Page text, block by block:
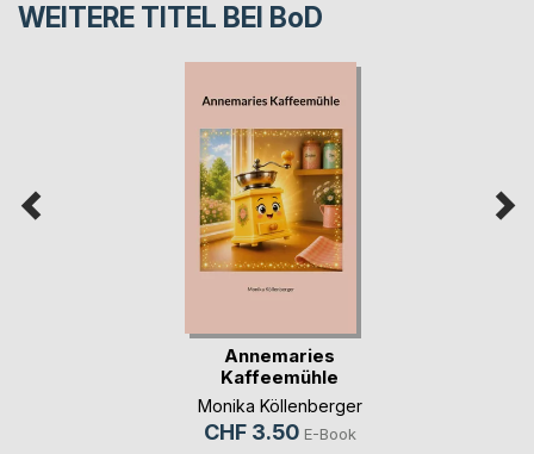
WEITERE TITEL BEI BoD
Annemaries
Kaffeemühle
Monika Köllenberger
CHF 3.50 E-Book